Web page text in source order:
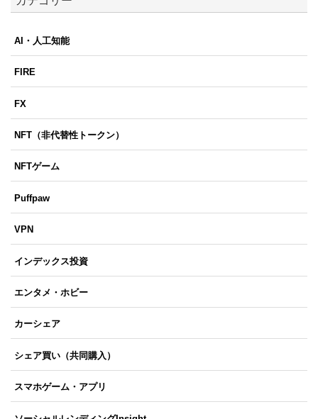
AI・人工知能
FIRE
FX
NFT（非代替性トークン）
NFTゲーム
Puffpaw
VPN
インデックス投資
エンタメ・ホビー
カーシェア
シェア買い（共同購入）
スマホゲーム・アプリ